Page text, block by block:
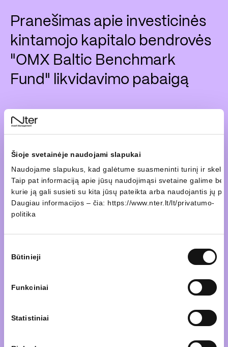
Šioje svetainėje naudojami slapukai
Naudojame slapukus, kad galėtume suasmeninti turinį ir
Taip pat informaciją apie jūsų naudojimąsi svetaine galime
kurie ją gali susieti su kita jūsų pateikta arba naudojantis jų
Daugiau informacijos – čia: https://www.nter.lt/lt/privatumo-
politika
pasirinkimas
Būtinieji
Funkciniai
Statistiniai
Pranešimas apie investicinės
kintamojo kapitalo bendrovės
"OMX Baltic Benchmark
Fund" likvidavimo pabaigą
Sužinoti daugiau
06 rugpjūtis, 2025
kintamojo kapitalo bendrovės
,,OMX Baltic Benchmark
depozitinę sąskaitą